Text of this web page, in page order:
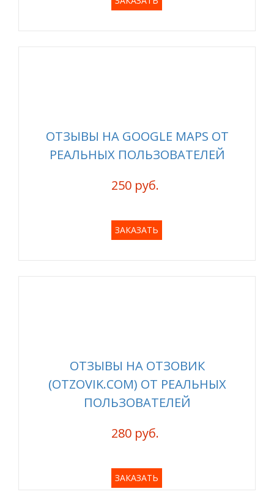
ОТЗЫВЫ НА GOOGLE MAPS ОТ
РЕАЛЬНЫХ ПОЛЬЗОВАТЕЛЕЙ
250 руб.
ЗАКАЗАТЬ
ОТЗЫВЫ НА ОТЗОВИК
(OTZOVIK.COM) ОТ РЕАЛЬНЫХ
ПОЛЬЗОВАТЕЛЕЙ
280 руб.
ЗАКАЗАТЬ